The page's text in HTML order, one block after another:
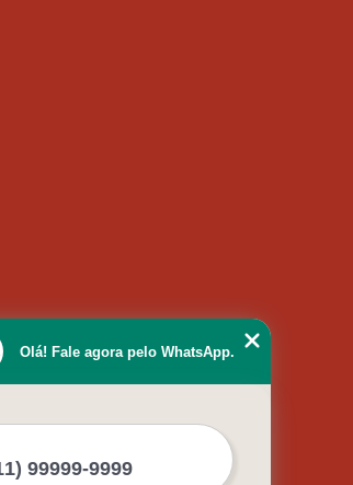
Olá! Fale agora pelo WhatsApp.